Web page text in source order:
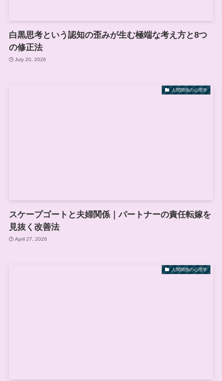
白黒思考という認知の歪みが生む極端な考え方と8つ
の修正法
July 20, 2026
人間関係の心理学
スケープゴートと夫婦関係｜パートナーの責任転嫁を
見抜く改善法
April 27, 2026
人間関係の心理学